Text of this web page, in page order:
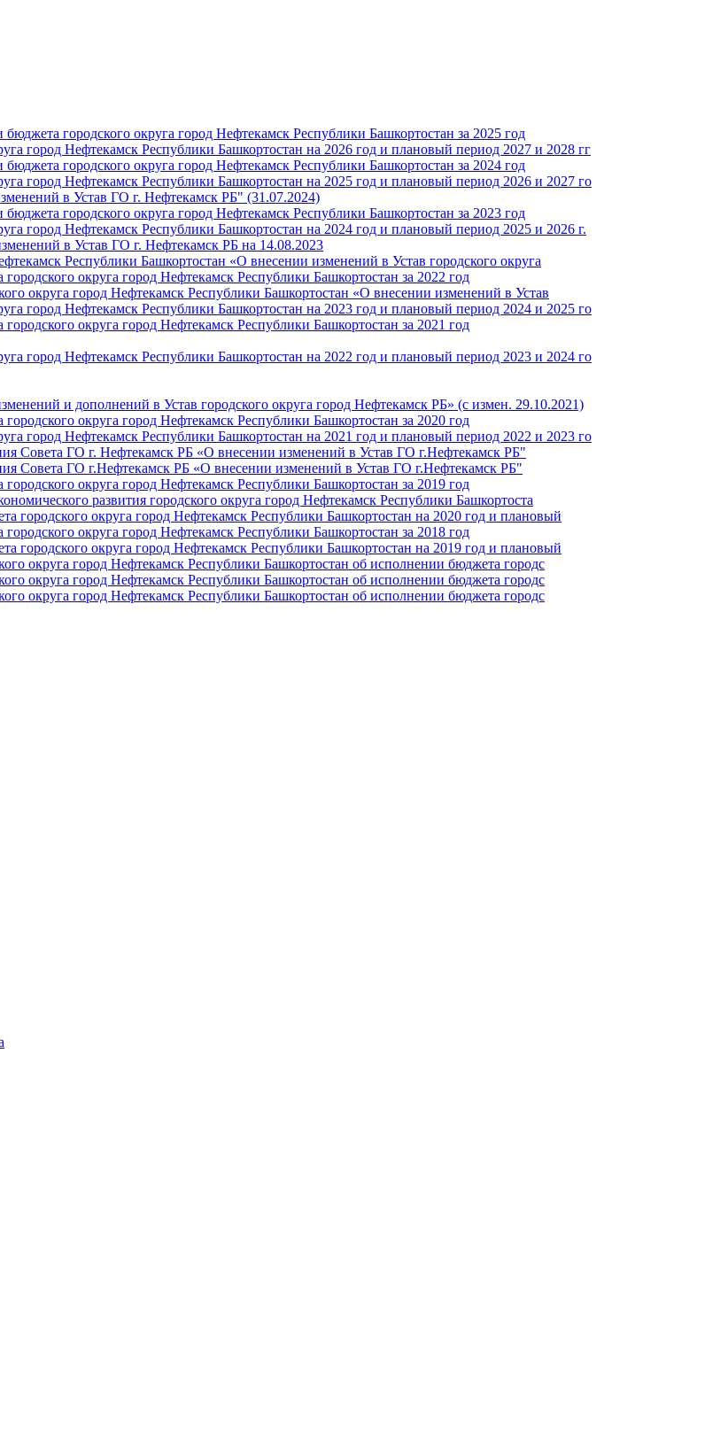
городского округа город Нефтекамск Республики Башкортостан за 2025 год
город Нефтекамск Республики Башкортостан на 2026 год и плановый период 2027 и 2028 гг
городского округа город Нефтекамск Республики Башкортостан за 2024 год
город Нефтекамск Республики Башкортостан на 2025 год и плановый период 2026 и 2027 го
в Устав ГО г. Нефтекамск РБ" (31.07.2024)
городского округа город Нефтекамск Республики Башкортостан за 2023 год
город Нефтекамск Республики Башкортостан на 2024 год и плановый период 2025 и 2026 г.
в Устав ГО г. Нефтекамск РБ на 14.08.2023
Республики Башкортостан «О внесении изменений в Устав городского округа
округа город Нефтекамск Республики Башкортостан за 2022 год
округа город Нефтекамск Республики Башкортостан «О внесении изменений в Устав
город Нефтекамск Республики Башкортостан на 2023 год и плановый период 2024 и 2025 го
округа город Нефтекамск Республики Башкортостан за 2021 год
город Нефтекамск Республики Башкортостан на 2022 год и плановый период 2023 и 2024 го
и дополнений в Устав городского округа город Нефтекамск РБ» (с измен. 29.10.2021)
округа город Нефтекамск Республики Башкортостан за 2020 год
город Нефтекамск Республики Башкортостан на 2021 год и плановый период 2022 и 2023 го
Совета ГО г. Нефтекамск РБ «О внесении изменений в Устав ГО г.Нефтекамск РБ"
Совета ГО г.Нефтекамск РБ «О внесении изменений в Устав ГО г.Нефтекамск РБ"
округа город Нефтекамск Республики Башкортостан за 2019 год
развития городского округа город Нефтекамск Республики Башкортоста
округа город Нефтекамск Республики Башкортостан на 2020 год и плановый
округа город Нефтекамск Республики Башкортостан за 2018 год
округа город Нефтекамск Республики Башкортостан на 2019 год и плановый
округа город Нефтекамск Республики Башкортостан об исполнении бюджета городс
округа город Нефтекамск Республики Башкортостан об исполнении бюджета городс
округа город Нефтекамск Республики Башкортостан об исполнении бюджета городс